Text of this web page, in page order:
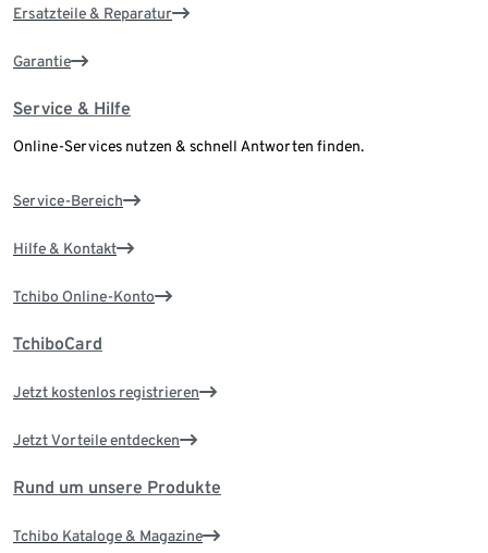
Ersatzteile & Reparatur
Garantie
Service & Hilfe
Online-Services nutzen & schnell Antworten finden.
Service-Bereich
Hilfe & Kontakt
Tchibo Online-Konto
TchiboCard
Jetzt kostenlos registrieren
Jetzt Vorteile entdecken
Rund um unsere Produkte
Tchibo Kataloge & Magazine